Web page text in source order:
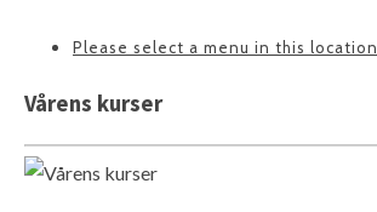
Please select a menu in this location
Vårens kurser